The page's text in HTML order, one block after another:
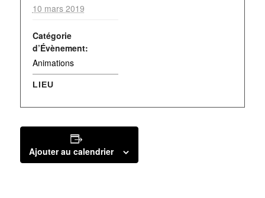
10 mars 2019
Catégorie
d’Évènement:
Animations
LIEU
Ajouter au calendrier